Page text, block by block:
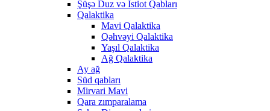
Şüşə Duz və İstiot Qabları
Qalaktika
Mavi Qalaktika
Qəhvəyi Qalaktika
Yaşıl Qalaktika
Ağ Qalaktika
Ay ağ
Süd qabları
Mirvari Mavi
Qara zımparalama